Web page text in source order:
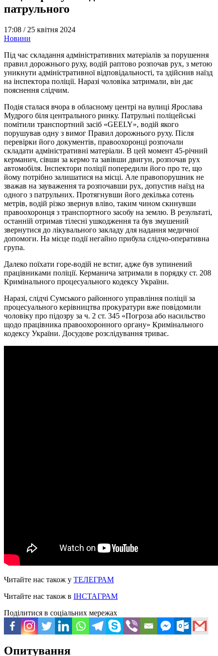
патрульного
17:08 / 25 квітня 2024
Новини
Під час складання адміністративних матеріалів за порушення
правил дорожнього руху, водій раптово розпочав рух, з метою
уникнути адміністративної відповідальності, та здійснив наїзд
на інспектора поліції. Наразі чоловіка затримали, він дає
пояснення слідчим.
Подія сталася вчора в обласному центрі на вулиці Ярослава
Мудрого біля центрального ринку. Патрульні поліцейські
помітили транспортний засіб «GEELY», водій якого
порушував одну з вимог Правил дорожнього руху. Після
перевірки його документів, правоохоронці розпочали
складати адміністративні матеріали. В цей момент 45-річний
керманич, сівши за кермо та завівши двигун, розпочав рух
автомобіля. Інспектори поліції попередили його про те, що
йому потрібно залишатися на місці. Але правопорушник не
зважав на зауваження та розпочавши рух, допустив наїзд на
одного з патрульних. Протягнувши його декілька сотень
метрів, водій різко звернув вліво, таким чином скинувши
правоохоронця з транспортного засобу на землю. В результаті,
останній отримав тілесні ушкодження та був змушений
звернутися до лікувального закладу для надання медичної
допомоги. На місце події негайно прибула слідчо-оперативна
група.
Далеко поїхати горе-водій не встиг, адже був зупинений
працівниками поліції. Керманича затримали в порядку ст. 208
Кримінального процесуального кодексу України.
Наразі, слідчі Сумського районного управління поліції за
процесуального керівництва прокуратури вже повідомили
чоловіку про підозру за ч. 2 ст. 345 «Погроза або насильство
щодо працівника правоохоронного органу» Кримінального
кодексу України. Досудове розслідування триває.
Читайте нас також у ТЕЛЕГРАМ
Читайте нас також в ІНСТАГРАМ
Поділитися в соціальних мережах
Опитування